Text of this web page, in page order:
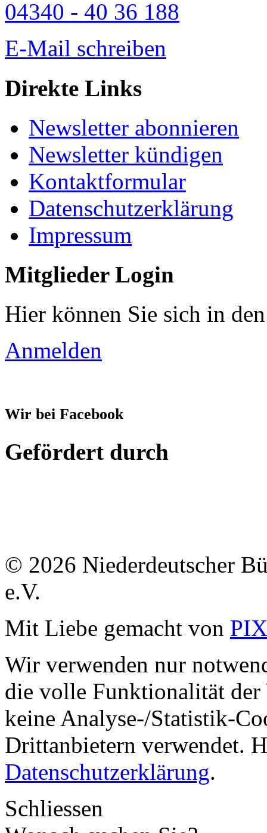
04340 - 40 36 188
E-Mail schreiben
Direkte Links
Newsletter abonnieren
Newsletter kündigen
Kontaktformular
Datenschutzerklärung
Impressum
Mitglieder Login
Hier können Sie sich in
Anmelden
Wir bei Facebook
Gefördert durch
© 2026 Niederdeutscher
e.V.
Mit Liebe gemacht von
Wir verwenden nur
die volle Funktionalität der
keine Analyse-/Statistik-
Drittanbietern verwendet.
Datenschutzerklärung.
Schliessen